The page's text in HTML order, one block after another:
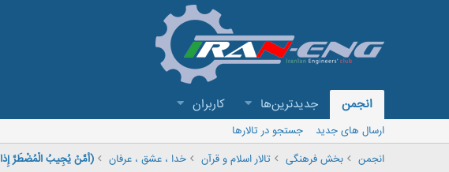
انجمن جدیدترین‌ها کاربران
ارسال های جدید
جستجو در تالارها
انجمن
بخش فرهنگی تالار اسلام و قرآن خدا ، عشق ، عرفان